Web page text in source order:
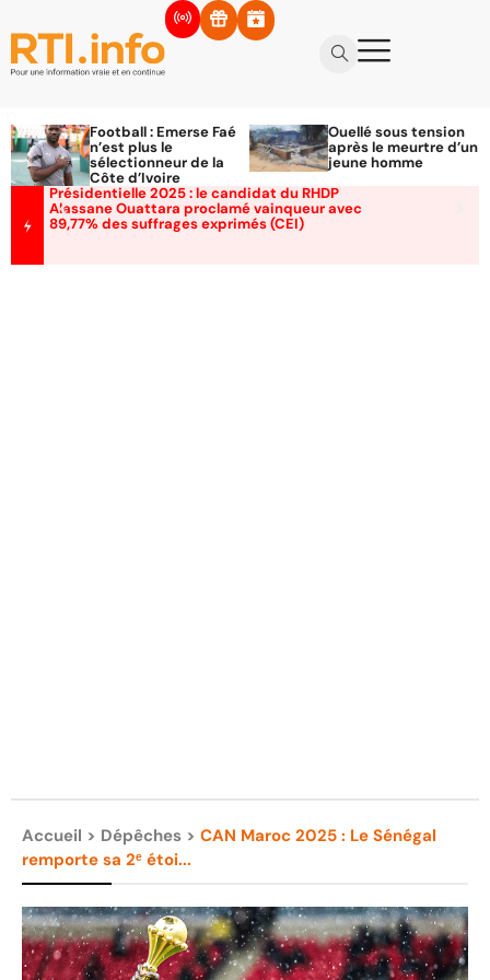
Football : Emerse Faé
n’est plus le
sélectionneur de la
Côte d’Ivoire
Ouellé sous tension
après le meurtre d’un
jeune homme
Présidentielle 2025 : le candidat du RHDP
Alassane Ouattara proclamé vainqueur avec
89,77% des suffrages exprimés (CEI)
Accueil > Dépêches > CAN Maroc 2025 : Le Sénégal
remporte sa 2ᵉ étoi...